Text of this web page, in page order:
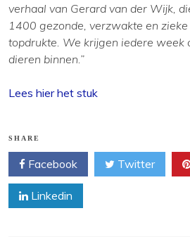
verhaal van Gerard van der Wijk,
1400 gezonde, verzwakte en
topdrukte. We krijgen iedere week
dieren binnen.”
Lees hier het stuk
SHARE
Facebook Twitter
Linkedin